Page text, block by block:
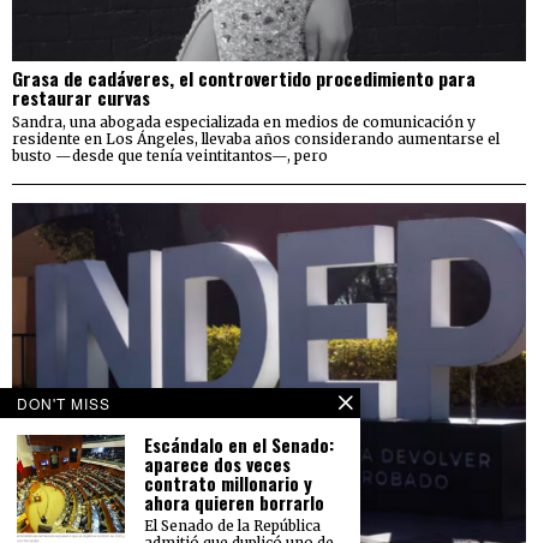
Grasa de cadáveres, el controvertido procedimiento para
restaurar curvas
Sandra, una abogada especializada en medios de comunicación y
residente en Los Ángeles, llevaba años considerando aumentarse el
busto —desde que tenía veintitantos—, pero
DON'T MISS
Escándalo en el Senado:
aparece dos veces
contrato millonario y
ahora quieren borrarlo
El Senado de la República